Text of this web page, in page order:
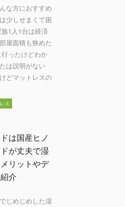
な方におすすめ
少しせまくて困
1人1台は経済
屋面積も狭めた
ったけどわか
は説明がない
どマットレスの
ス
は国産ヒノ
が丈夫で湿
リットやデ
介
じめじめした湿